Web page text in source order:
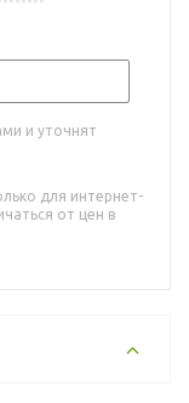
и уточнят
для интернет-
от цен в